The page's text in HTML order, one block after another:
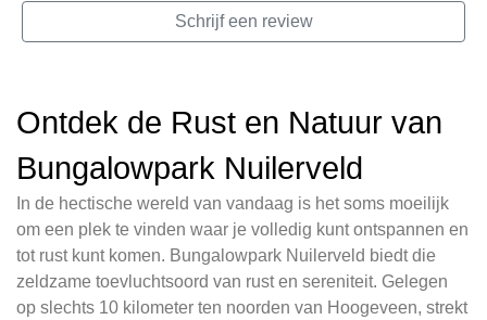
Schrijf een review
Ontdek de Rust en Natuur van
Bungalowpark Nuilerveld
In de hectische wereld van vandaag is het soms moeilijk
om een plek te vinden waar je volledig kunt ontspannen en
tot rust kunt komen. Bungalowpark Nuilerveld biedt die
zeldzame toevluchtsoord van rust en sereniteit. Gelegen
op slechts 10 kilometer ten noorden van Hoogeveen, strekt